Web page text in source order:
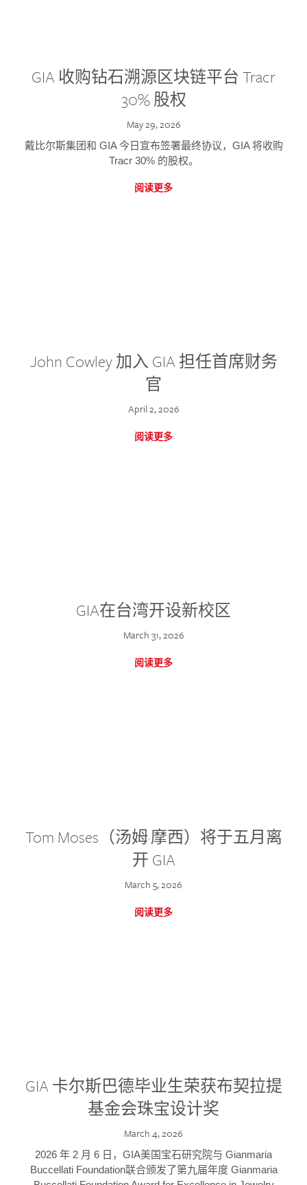
GIA 收购钻石溯源区块链平台 Tracr
30% 股权
May 29, 2026
戴比尔斯集团和 GIA 今日宣布签署最终协议，GIA 将收购
Tracr 30% 的股权。
阅读更多
John Cowley 加入 GIA 担任首席财务
官
April 2, 2026
阅读更多
GIA在台湾开设新校区
March 31, 2026
阅读更多
Tom Moses（汤姆·摩西）将于五月离
开 GIA
March 5, 2026
阅读更多
GIA 卡尔斯巴德毕业生荣获布契拉提
基金会珠宝设计奖
March 4, 2026
2026 年 2 月 6 日，GIA美国宝石研究院与 Gianmaria
Buccellati Foundation联合颁发了第九届年度 Gianmaria